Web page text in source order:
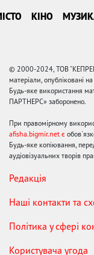
КІНО
© 2000-2024, ТОВ
матеріали, опубліковані
Будь-яке використання
ПАРТНЕРС» заборонено.
При правомірному
afisha.bigmir.net є
Будь-яке копіювання,
аудіовізуальних творів
Редакція
Наші контакти та
Політика у сфері
Користувача угода